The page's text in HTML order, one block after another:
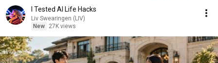
I Tested AI Life Hacks
Liv Swearingen (LIV)
New
27K views